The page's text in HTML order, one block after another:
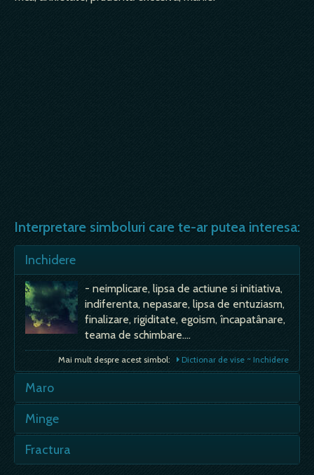
Interpretare simboluri care te-ar putea interesa:
Inchidere
- neimplicare, lipsa de actiune si initiativa,
indiferenta, nepasare, lipsa de entuziasm,
finalizare, rigiditate, egoism, încapatânare,
teama de schimbare.…
Mai mult despre acest simbol: Dictionar de vise ~ Inchidere
Maro
conservatorism, pasivitate, experienta,
simt al raspunderii, tristete, deprimare,
Minge
de a accepta provocarile si competitia, -
Fractura